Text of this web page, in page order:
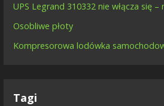
UPS Legrand 310332 nie włącza się –
Osobliwe płoty
Kompresorowa lodówka
Tagi